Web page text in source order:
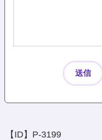
【ID】 P-3199